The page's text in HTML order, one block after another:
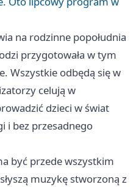
na rodzinne popołudnia
przygotowała w tym
Wszystkie odbędą się w
celują w
dzieci w świat
i bez przesadnego
być przede wszystkim
muzykę stworzoną z